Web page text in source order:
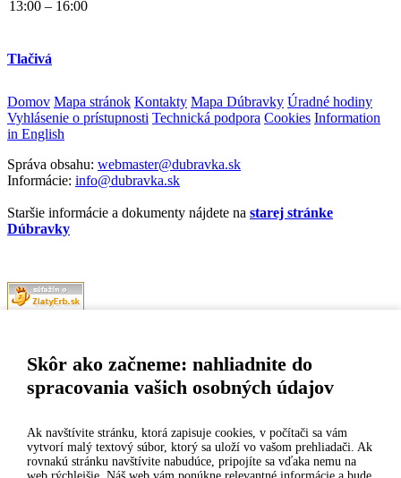
Skôr ako začneme: nahliadnite do
spracovania vašich osobných údajov
Ak navštívite stránku, ktorá zapisuje cookies, v počítači sa vám
vytvorí malý textový súbor, ktorý sa uloží vo vašom prehliadači. Ak
rovnakú stránku navštívite nabudúce, pripojíte sa vďaka nemu na
13:00 – 16:00
Tlačivá
Domov Mapa stránok Kontakty Mapa Dúbravky Úradné hodiny
Vyhlásenie o prístupnosti Technická podpora Cookies Information
in English
Správa obsahu: webmaster@dubravka.sk
Informácie: info@dubravka.sk
Staršie informácie a dokumenty nájdete na starej stránke
Dúbravky
MESTSKÁ ČASŤ BRATISLAVA-DÚBRAVKA